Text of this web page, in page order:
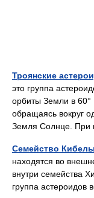
Троянские
это группа
орбиты Земли в 60°
обращаясь вокруг
Земля Солнце.
Семейство Кибелы
находятся во
внутри семейства
группа астероидов